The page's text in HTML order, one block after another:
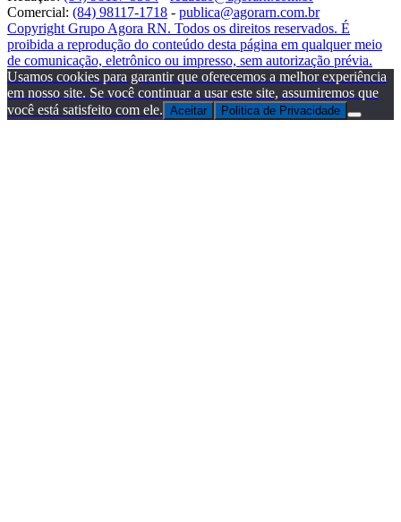
Comercial: (84) 98117-1718 - publica@agorarn.com.br
Copyright Grupo Agora RN. Todos os direitos reservados. É
proibida a reprodução do conteúdo desta página em qualquer meio
de comunicação, eletrônico ou impresso, sem autorização prévia.
Usamos cookies para garantir que oferecemos a melhor experiência
em nosso site. Se você continuar a usar este site, assumiremos que
você está satisfeito com ele. Aceitar Politica de Privacidade